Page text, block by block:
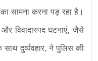
सामना करना पड़ रहा है।
विवादास्पद घटनाएं, जैसे
दुर्व्यवहार, ने पुलिस की